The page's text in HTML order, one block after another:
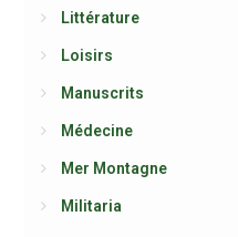
Littérature
Loisirs
Manuscrits
Médecine
Mer Montagne
Militaria